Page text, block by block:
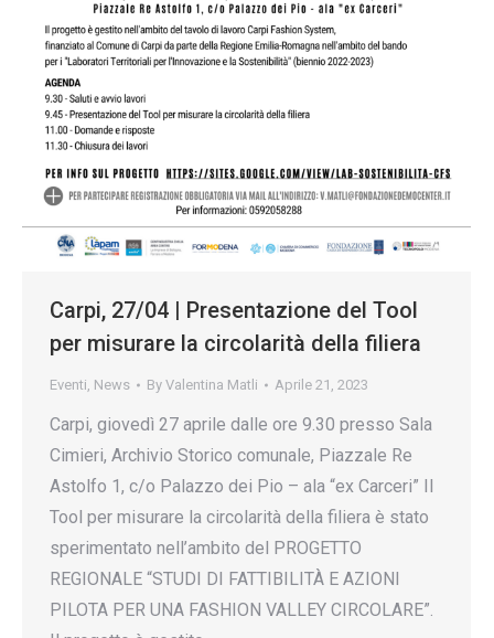
Carpi, 27/04 | Presentazione del Tool
per misurare la circolarità della filiera
Eventi, News By Valentina Matli Aprile 21, 2023
Carpi, giovedì 27 aprile dalle ore 9.30 presso Sala
Cimieri, Archivio Storico comunale, Piazzale Re
Astolfo 1, c/o Palazzo dei Pio – ala “ex Carceri” Il
Tool per misurare la circolarità della filiera è stato
sperimentato nell’ambito del PROGETTO
REGIONALE “STUDI DI FATTIBILITÀ E AZIONI
PILOTA PER UNA FASHION VALLEY CIRCOLARE”.